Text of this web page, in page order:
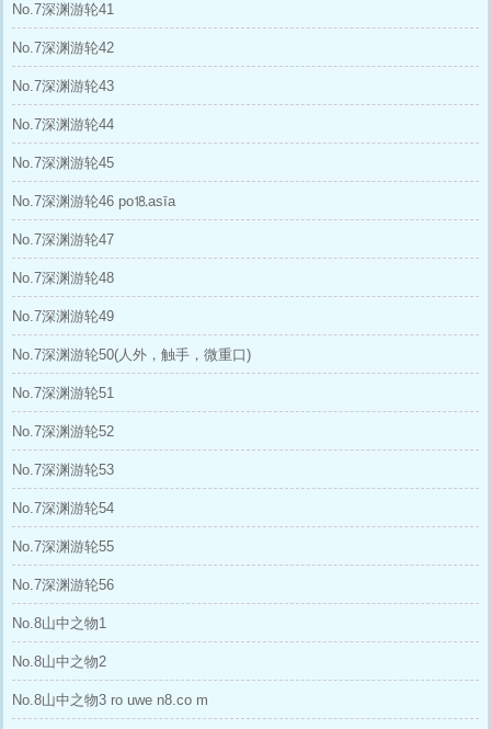
No.7深渊游轮41
No.7深渊游轮42
No.7深渊游轮43
No.7深渊游轮44
No.7深渊游轮45
No.7深渊游轮46 рo⒙аsīа
No.7深渊游轮47
No.7深渊游轮48
No.7深渊游轮49
No.7深渊游轮50(人外，触手，微重口)
No.7深渊游轮51
No.7深渊游轮52
No.7深渊游轮53
No.7深渊游轮54
No.7深渊游轮55
No.7深渊游轮56
No.8山中之物1
No.8山中之物2
No.8山中之物3 ro uwe n8.co m